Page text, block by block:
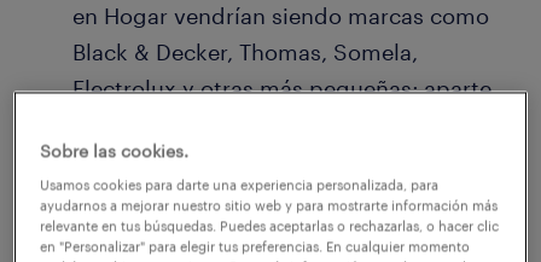
en Hogar vendrían siendo marcas como
Black & Decker, Thomas, Somela,
Electrolux y otras más pequeñas; aparte
canales de venta por televisión. En el área
profesional hay marcas americanas y
europeas, y toda la gama de marcas low
Sobre las cookies.
Usamos cookies para darte una experiencia personalizada, para
ayudarnos a mejorar nuestro sitio web y para mostrarte información más
relevante en tus búsquedas. Puedes aceptarlas o rechazarlas, o hacer clic
en "Personalizar" para elegir tus preferencias. En cualquier momento